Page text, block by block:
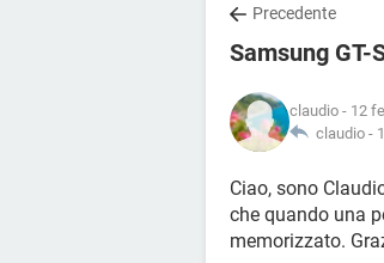
Precedente
Samsung GT-
claudio - 12
claudio -
Ciao, sono
che quando una
memorizzato.